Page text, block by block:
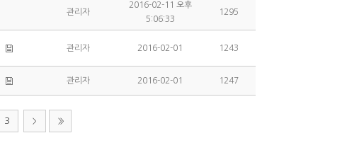
관리자
2016-02-11 오후
5:06:33
1295
관리자 2016-02-01 1243
관리자 2016-02-01 1247
3 > >>